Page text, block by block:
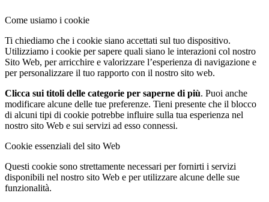
Come usiamo i cookie
Ti chiediamo che i cookie siano accettati sul tuo dispositivo.
Utilizziamo i cookie per sapere quali siano le interazioni col nostro
Sito Web, per arricchire e valorizzare l’esperienza di navigazione e
per personalizzare il tuo rapporto con il nostro sito web.
Clicca sui titoli delle categorie per saperne di più. Puoi anche
modificare alcune delle tue preferenze. Tieni presente che il blocco
di alcuni tipi di cookie potrebbe influire sulla tua esperienza nel
nostro sito Web e sui servizi ad esso connessi.
Cookie essenziali del sito Web
Questi cookie sono strettamente necessari per fornirti i servizi
disponibili nel nostro sito Web e per utilizzare alcune delle sue
funzionalità.